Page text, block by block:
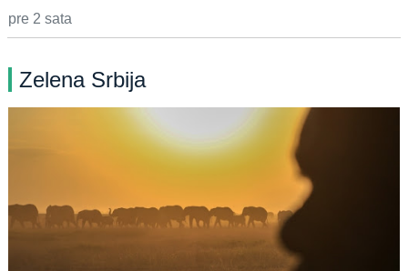
pre 2 sata
Zelena Srbija